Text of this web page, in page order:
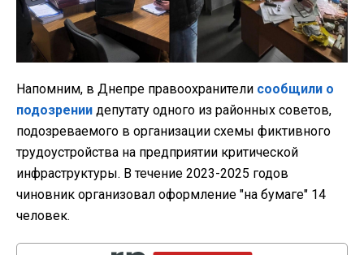
Напомним, в Днепре правоохранители сообщили о
подозрении депутату одного из районных советов,
подозреваемого в организации схемы фиктивного
трудоустройства на предприятии критической
инфраструктуры. В течение 2023-2025 годов
чиновник организовал оформление "на бумаге" 14
человек.